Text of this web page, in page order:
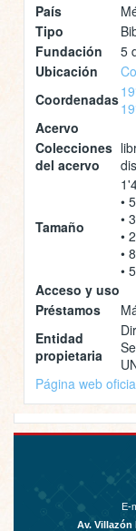
País
Tipo
Fundación
5
Ubicación
Coordenadas
Acervo
Colecciones
del acervo
Tamaño
•
•
•
•
•
Acceso y uso
Préstamos
Entidad
propietaria
Página web
E-
Av. Villazón